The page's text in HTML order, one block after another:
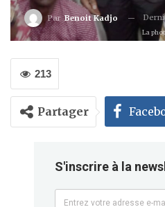
ParBenoit Kadjo
La
213
Partager
S'inscrire à la